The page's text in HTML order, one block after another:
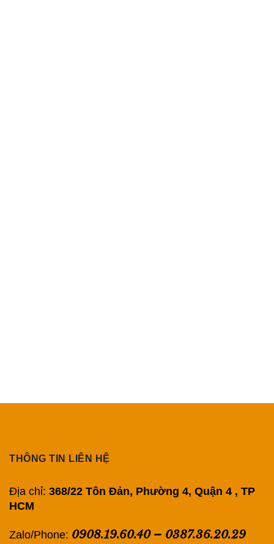
THÔNG TIN LIÊN HỆ
Địa chỉ: 368/22 Tôn Đản, Phường 4, Quận 4 , TP
HCM
Zalo/Phone: 0908.19.60.40– 0387.36.20.29